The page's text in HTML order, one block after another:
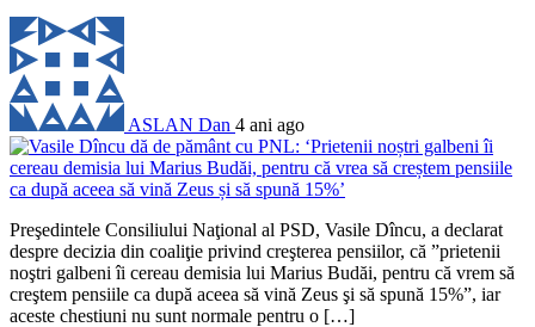
ASLAN Dan 4 ani ago
Preşedintele Consiliului Naţional al PSD, Vasile Dîncu, a declarat
despre decizia din coaliţie privind creşterea pensiilor, că ”prietenii
noştri galbeni îi cereau demisia lui Marius Budăi, pentru că vrem să
creştem pensiile ca după aceea să vină Zeus şi să spună 15%”, iar
aceste chestiuni nu sunt normale pentru o […]